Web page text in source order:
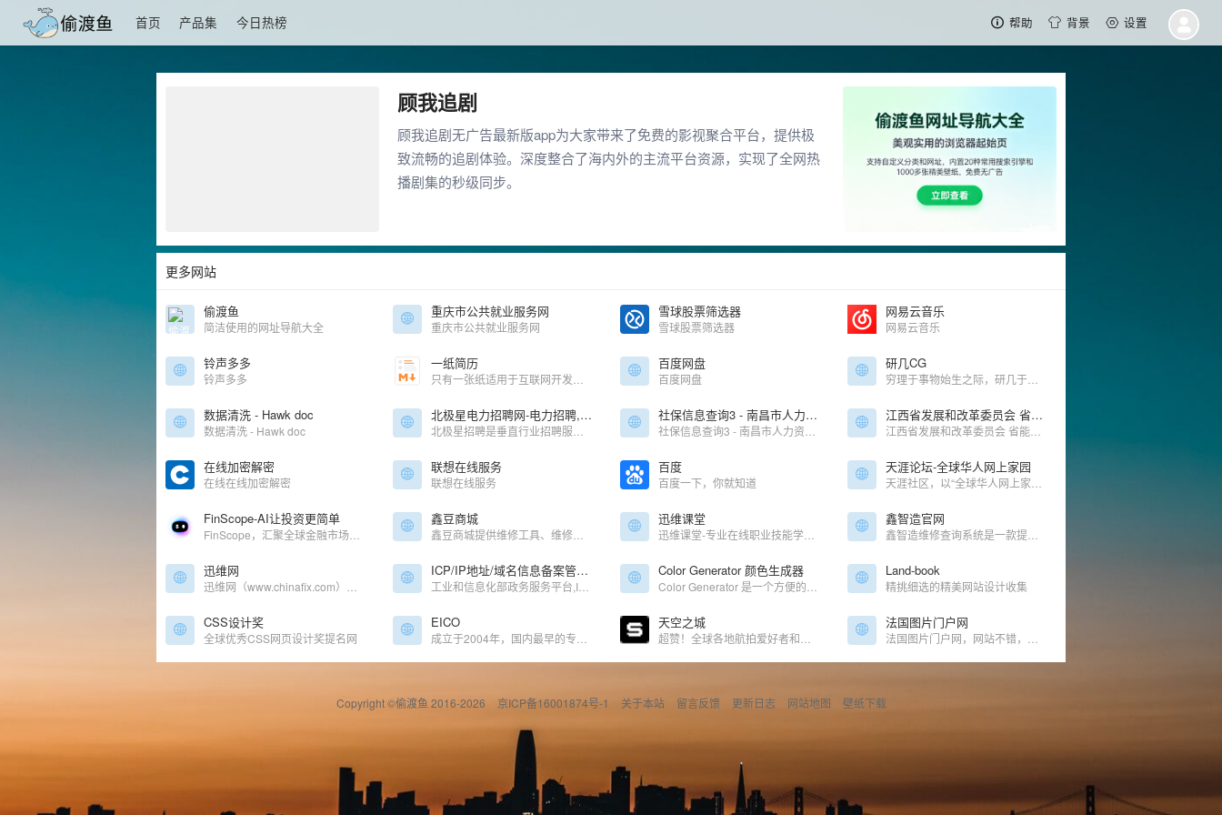
首页 产品集 今日热榜 帮助 背景 设置
顾我追剧
顾我追剧无广告最新版app为大家带来了免费的影视聚合平台，提供极
致流畅的追剧体验。深度整合了海内外的主流平台资源，实现了全网热
播剧集的秒级同步。
更多网站
偷渡鱼
简洁使用的网址导航大全
重庆市公共就业服务网
重庆市公共就业服务网
雪球股票筛选器
雪球股票筛选器
网易云音乐
网易云音乐
铃声多多
铃声多多
一纸简历 百度网盘
百度网盘
研几CG
数据清洗 - Hawk doc
数据清洗 - Hawk doc
北极星电力招聘网-电力招聘,电厂招聘,人才招聘,电力猎头,专业的人才求职招聘网站 社保信息查询3 - 南昌市人力资源和社会保障局 江西省发展和改革委员会 省能源局
在线加密解密
在线在线加密解密
联想在线服务
联想在线服务
百度
百度一下，你就知道
天涯论坛-全球华人网上家园
FinScope-AI让投资更简单 鑫豆商城 迅维课堂 鑫智造官网
迅维网 ICP/IP地址/域名信息备案管理系统 Color Generator 颜色生成器 Land-book
精挑细选的精美网站设计收集
CSS设计奖
全球优秀CSS网页设计奖提名网
EICO 天空之城 法国图片门户网
Copyright ©偷渡鱼 2016-2026 京ICP备16001874号-1 关于本站 留言反馈 更新日志 网站地图 壁纸下载